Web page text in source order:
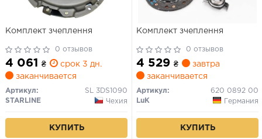
Комплект зчеплення
0 отзывов
4 061 ₴
срок 3 дн.
заканчивается
Артикул:
SL 3DS1090
STARLINE
Чехия
КУПИТЬ
Комплект зчеплення
0 отзывов
4 529 ₴
завтра
заканчивается
Артикул:
620 0892 00
LuK
Германия
КУПИТЬ